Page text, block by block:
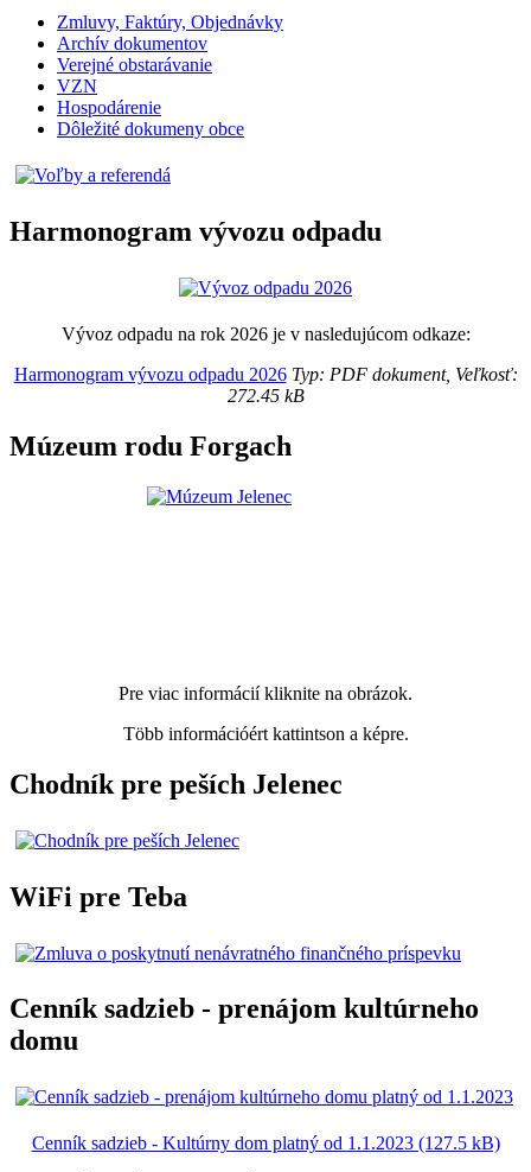
Zmluvy, Faktúry, Objednávky
Archív dokumentov
Verejné obstarávanie
VZN
Hospodárenie
Dôležité dokumeny obce
Harmonogram vývozu odpadu
Vývoz odpadu na rok 2026 je v nasledujúcom odkaze:
Harmonogram vývozu odpadu 2026Typ: PDF dokument, Veľkosť:
272.45 kB
Múzeum rodu Forgach
Pre viac informácií kliknite na obrázok.
Több információért kattintson a képre.
Chodník pre peších Jelenec
WiFi pre Teba
Cenník sadzieb - prenájom kultúrneho
domu
Cenník sadzieb - Kultúrny dom platný od 1.1.2023 (127.5 kB)